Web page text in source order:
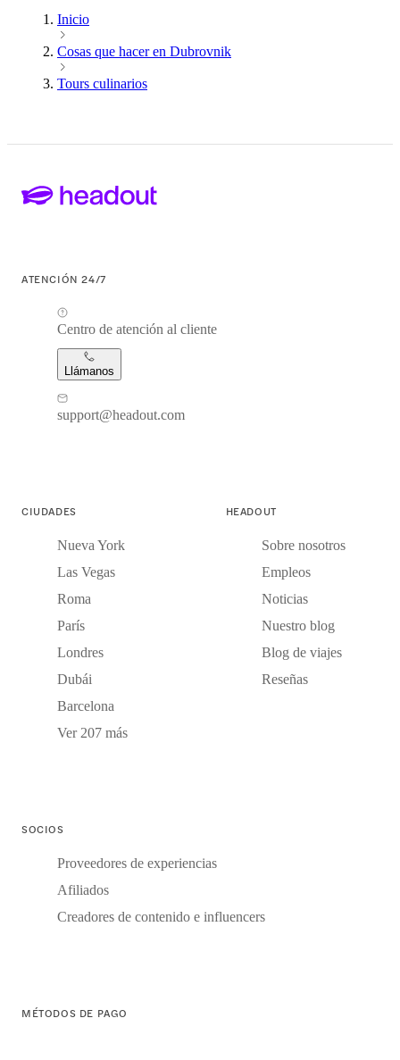
Inicio
Cosas que hacer en Dubrovnik
Tours culinarios
ATENCIÓN 24/7
Centro de atención al cliente
Llámanos
support@headout.com
CIUDADES
Nueva York
Las Vegas
Roma
París
Londres
Dubái
Barcelona
Ver 207 más
HEADOUT
Sobre nosotros
Empleos
Noticias
Nuestro blog
Blog de viajes
Reseñas
SOCIOS
Proveedores de experiencias
Afiliados
Creadores de contenido e influencers
MÉTODOS DE PAGO